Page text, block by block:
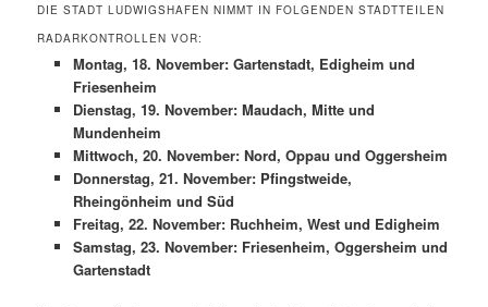
DIE STADT LUDWIGSHAFEN NIMMT IN FOLGENDEN STADTTEILEN
RADARKONTROLLEN VOR:
Montag, 18. November: Gartenstadt, Edigheim und
Friesenheim
Dienstag, 19. November: Maudach, Mitte und
Mundenheim
Mittwoch, 20. November: Nord, Oppau und Oggersheim
Donnerstag, 21. November: Pfingstweide,
Rheingönheim und Süd
Freitag, 22. November: Ruchheim, West und Edigheim
Samstag, 23. November: Friesenheim, Oggersheim und
Gartenstadt